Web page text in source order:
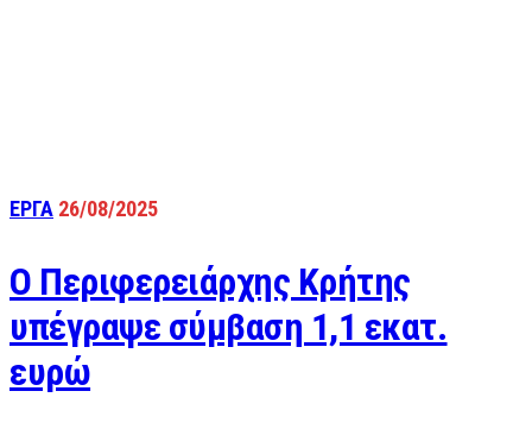
ΕΡΓΑ 26/08/2025
Ο Περιφερειάρχης Κρήτης
υπέγραψε σύμβαση 1,1 εκατ.
ευρώ